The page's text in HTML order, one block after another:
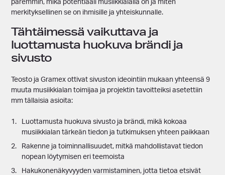
paremmin, mikä potentiaali musiikkialalla on ja miten
merkityksellinen se on ihmisille ja yhteiskunnalle.
Tähtäimessä vaikuttava ja
luottamusta huokuva brändi ja
sivusto
Teosto ja Gramex ottivat sivuston ideointiin mukaan yhteensä 9
muuta musiikkialan toimijaa ja projektin tavoitteiksi asetettiin
mm tällaisia asioita:
Luottamusta huokuva sivusto ja brändi, mikä kokoaa
musiikkialan tärkeän tiedon ja tutkimuksen yhteen paikkaan
Rakenne ja toiminnallisuudet, mitkä mahdollistavat tiedon
nopean löytymisen eri teemoista
Hakukonenäkyvyyden varmistaminen, jotta tietoa etsivät